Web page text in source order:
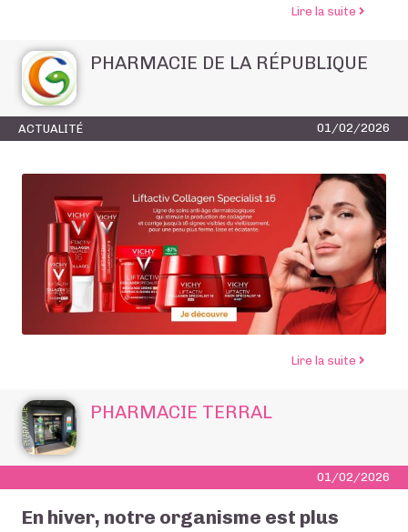
Lire la suite de
PHARMACIE DE LA RÉPUBLIQUE
ACTUALITÉ 01/02/2026
Lire la suite de
PHARMACIE TERRAL
01/02/2026
En hiver, notre organisme est plus